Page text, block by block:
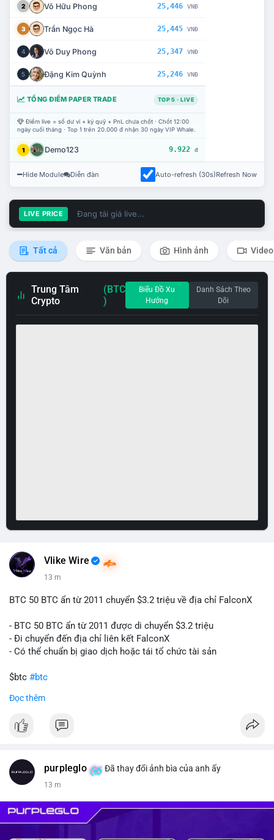
2 Võ Hữu Phong 25,446 VNĐ
3 Trần Ngọc Hà 25,445 VNĐ
4 Võ Duy Phong 25,347 VNĐ
5 Đặng Kim Quỳnh 25,246 VNĐ
TỔNG ĐIỂM PAPER TRADE TOP 5 · LIVE
Điểm live = số dư ví + ký quỹ + PnL chưa chốt · Chốt 12:00
ngày cuối tháng · Top 1 trên 20.000 đ nhận 30 ngày VIP Whale.
1 Demo123 9.922 đ
Hide Module Diễn đàn Auto-refresh (30s)Refresh Now
LIVE PRICE Đang tải giá live...
Tất cả Văn bản Hình ảnh Video
Trung Tâm
Crypto
(BTC
)
Biểu Đồ Xu
Hướng
Danh Sách Theo
Dõi
Vlike Wire
13 m
BTC 50 BTC ẩn từ 2011 chuyển $3.2 triệu về địa chỉ FalconX
- BTC 50 BTC ẩn từ 2011 được di chuyển $3.2 triệu
- Đi chuyển đến địa chỉ liên kết FalconX
- Có thể chuẩn bị giao dịch hoặc tái tổ chức tài sản
$btc #btc
#vlikevn
📰 Nguồn: CoinDesk
Đọc thêm
purpleglo Đã thay đổi ảnh bìa của anh ấy
13 m